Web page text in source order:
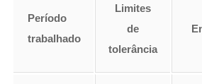
Período
trabalhado
Limites
de
tolerância